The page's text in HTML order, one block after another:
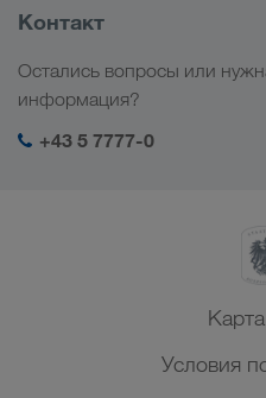
Цифровые решения
Мой вход в систему LKW
Кавказ
Центральная Азия
Ближний Восток
Северная Африка
Социальная
Контакт
Остались вопросы или
информация?
+43 5 7777-0
Условия